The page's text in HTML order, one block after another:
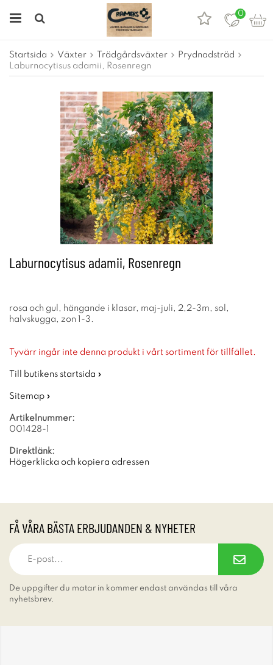
0
Startsida Växter Trädgårdsväxter
Prydnadsträd
Laburnocytisus adamii, Rosenregn
Laburnocytisus adamii, Rosenregn
rosa och gul, hängande i klasar, maj-juli, 2,2-3m, sol,
halvskugga, zon 1-3.
Tyvärr ingår inte denna produkt i vårt sortiment för tillfället.
Till butikens startsida »
Sitemap »
Artikelnummer:
001428-1
Direktlänk:
Högerklicka och kopiera adressen
FÅ VÅRA BÄSTA ERBJUDANDEN & NYHETER
De uppgifter du matar in kommer endast användas till våra
nyhetsbrev.